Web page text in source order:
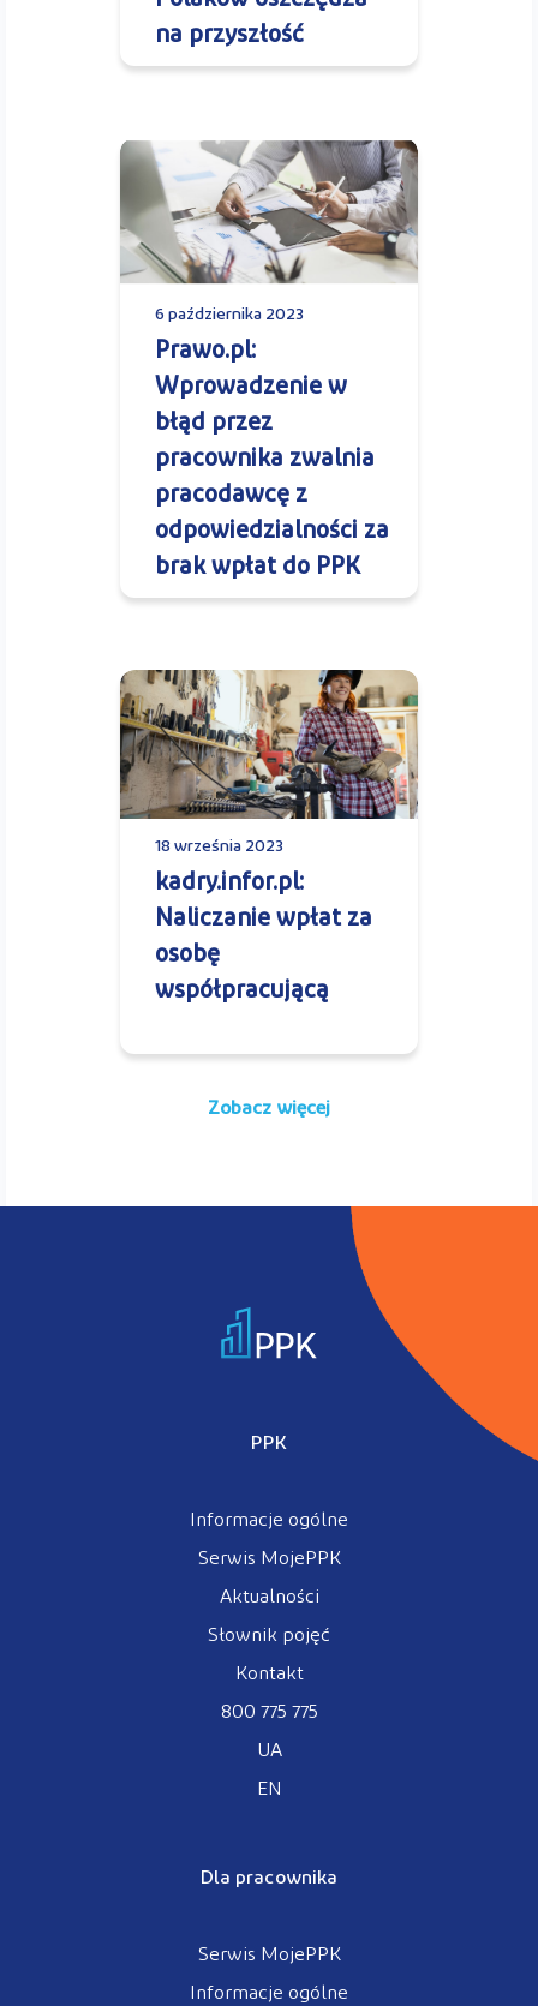
na przyszłość
6 października 2023
Prawo.pl:
Wprowadzenie w
błąd przez
pracownika zwalnia
pracodawcę z
odpowiedzialności za
brak wpłat do PPK
18 września 2023
kadry.infor.pl:
Naliczanie wpłat za
osobę
współpracującą
Zobacz więcej
PPK
Informacje ogólne
Serwis MojePPK
Aktualności
Słownik pojęć
Kontakt
800 775 775
UA
EN
Dla pracownika
Serwis MojePPK
Informacje ogólne